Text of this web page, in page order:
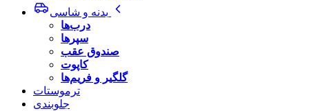
درب‌ها
سپرها
صندوق عقب
کاپوت
گلگیر و فریم‌ها
ترموستات
جلوبندی